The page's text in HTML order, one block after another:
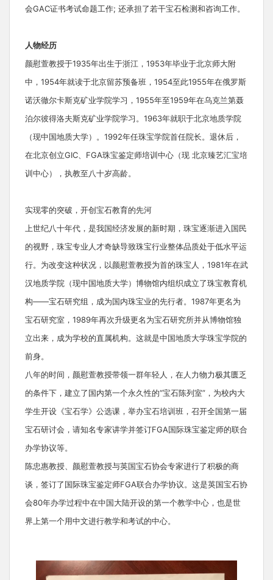
会GAC证书考试命题工作; 还承担了若干宝石检测和咨询工作。
人物经历
颜慰萱教授于1935年出生于浙江，1953年毕业于北京师大附
中，1954年就读于北京留苏预备班，1954至此1955年在俄罗斯
诺沃徹尔卡斯克矿业学院学习，1955年至1959年在乌克兰第聂
泊尔彼得洛夫斯克矿业学院学习。1963年就职于北京地质学院
（现中国地质大学）。1992年任珠宝学院首任院长。退休后，
在北京创立GIC、FGA珠宝鉴定师培训中心（现 北京臻艺汇宝培
训中心），执教至八十岁高龄。
实现零的突破，开创宝石教育的先河
上世纪八十年代，是我国经济发展的新时期，珠宝逐渐进入国民
的视野，珠宝专业人才奇缺导致珠宝行业整体品质处于低水平运
行。为改变这种状况，以颜慰萱教授为首的珠宝人，1981年在武
汉地质学院（现中国地质大学）博物馆内组织成立了珠宝教育机
构——宝石研究组，成为国内珠宝业的先行者。1987年更名为
宝石研究室，1989年再次升级更名为宝石研究所并从博物馆独
立出来，成为学校的直属机构。这就是中国地质大学珠宝学院的
前身。
八年的时间，颜慰萱教授带领一群年轻人，在人力物力极其匮乏
的条件下，建立了国内第一个永久性的“宝石陈列室”，为校内大
学生开设《宝石学》公选课，举办宝石培训班，召开全国第一届
宝石研讨会，请知名专家讲学并签订FGA国际珠宝鉴定师的联合
办学协议等。
陈忠惠教授、颜慰萱教授与英国宝石协会专家进行了积极的商
谈，签订了国际珠宝鉴定师FGA联合办学协议。这是英国宝石协
会80年办学过程中在中国大陆开设的第一个教学中心，也是世
界上第一个用中文进行教学和考试的中心。